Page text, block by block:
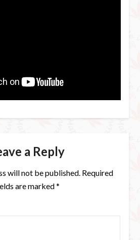
a Reply
will not be published. Required
are marked*